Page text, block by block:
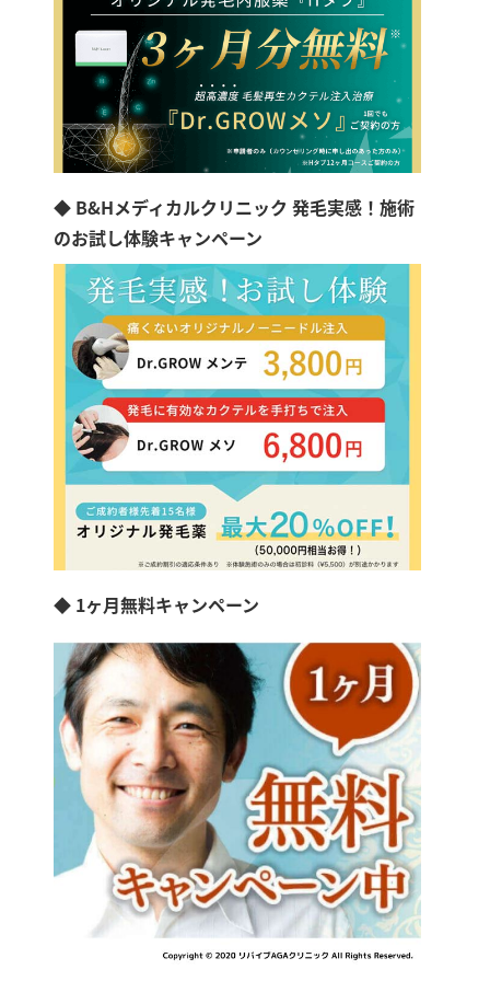
◆ B&Hメディカルクリニック 発毛実感！施術
のお試し体験キャンペーン
◆ 1ヶ月無料キャンペーン